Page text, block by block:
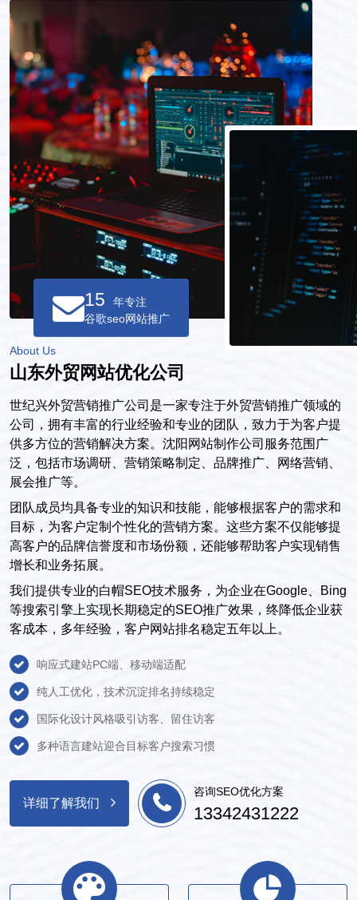
15
年专注
谷歌seo网站推广
About Us
山东外贸网站优化公司
世纪兴外贸营销推广公司是一家专注于外贸营销推广领域的
公司，拥有丰富的行业经验和专业的团队，致力于为客户提
供多方位的营销解决方案。沈阳网站制作公司服务范围广
泛，包括市场调研、营销策略制定、品牌推广、网络营销、
展会推广等。
团队成员均具备专业的知识和技能，能够根据客户的需求和
目标，为客户定制个性化的营销方案。这些方案不仅能够提
高客户的品牌信誉度和市场份额，还能够帮助客户实现销售
增长和业务拓展。
我们提供专业的白帽SEO技术服务，为企业在Google、Bing
等搜索引擎上实现长期稳定的SEO推广效果，终降低企业获
客成本，多年经验，客户网站排名稳定五年以上。
响应式建站PC端、移动端适配
纯人工优化，技术沉淀排名持续稳定
国际化设计风格吸引访客、留住访客
多种语言建站迎合目标客户搜索习惯
详细了解我们
咨询SEO优化方案
13342431222